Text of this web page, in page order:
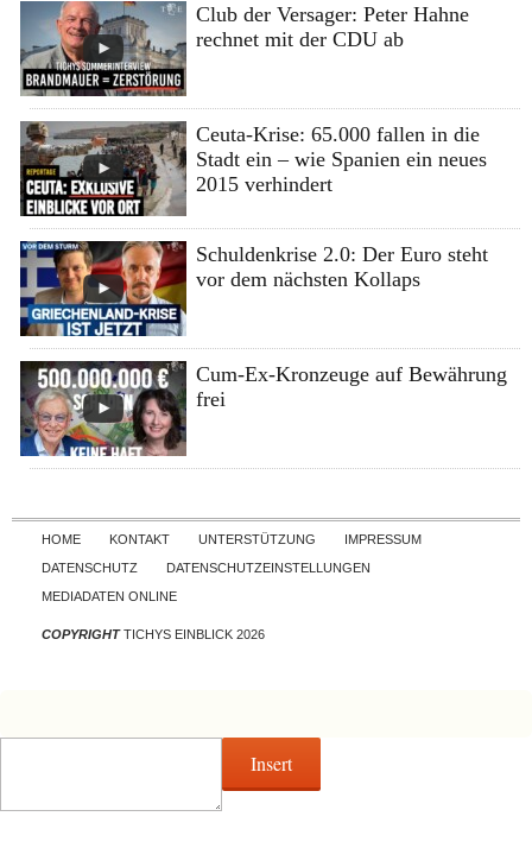
Club der Versager: Peter Hahne
rechnet mit der CDU ab
Ceuta-Krise: 65.000 fallen in die
Stadt ein – wie Spanien ein neues
2015 verhindert
Schuldenkrise 2.0: Der Euro steht
vor dem nächsten Kollaps
Cum-Ex-Kronzeuge auf Bewährung
frei
Skip to content
HOME KONTAKT UNTERSTÜTZUNG
IMPRESSUM
DATENSCHUTZ
DATENSCHUTZEINSTELLUNGEN
MEDIADATEN ONLINE
COPYRIGHTTICHYS EINBLICK 2026
Insert